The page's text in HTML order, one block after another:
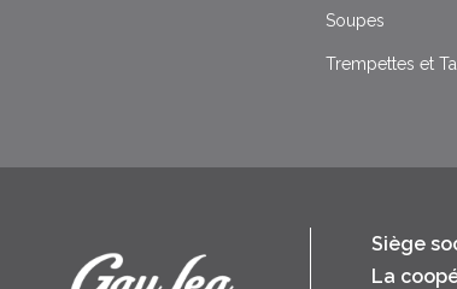
Soupes
Trempettes et
Siège
La